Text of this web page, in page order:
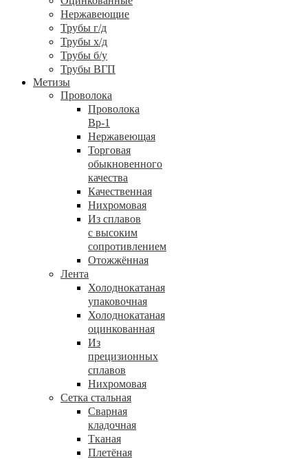
Нержавеющие
Трубы г/д
Трубы х/д
Трубы б/у
Трубы ВГП
Метизы
Проволока
Проволока
Вр-1
Нержавеющая
Торговая
обыкновенного
качества
Качественная
Нихромовая
Из сплавов
с высоким
сопротивлением
Отожжённая
Лента
Холоднокатаная
упаковочная
Холоднокатаная
оцинкованная
Из
прецизионных
сплавов
Нихромовая
Сетка стальная
Сварная
кладочная
Тканая
Плетёная